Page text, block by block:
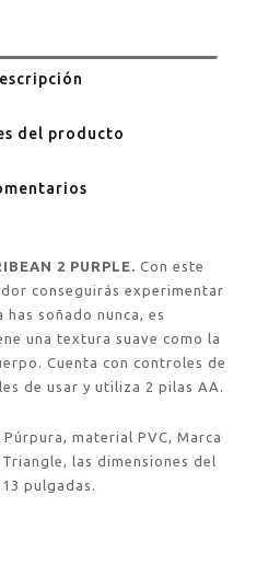
del producto
2 PURPLE.
Con este
conseguirás experimentar
soñado nunca, es
una textura suave como la
Cuenta con controles de
de usar y utiliza 2 pilas AA.
material PVC, Marca
las dimensiones del
pulgadas.